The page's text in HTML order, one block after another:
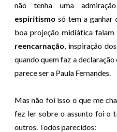
não tenha uma
espiritismo só tem a ganhar
boa projeção midiática falam
reencarnação, inspiração
quando quem faz a
parece ser a Paula Fernandes.
Mas não foi isso o que me
fez ler sobre o assunto foi o
outros. Todos parecidos: